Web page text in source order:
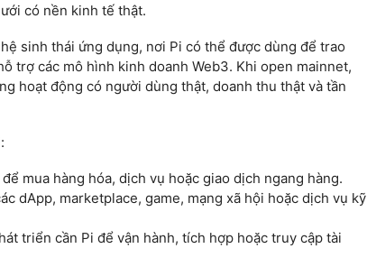
có nền kinh tế thật.
sinh thái ứng dụng, nơi Pi có thể được dùng để trao
trợ các mô hình kinh doanh Web3. Khi open mainnet,
hoạt động có người dùng thật, doanh thu thật và tần
mua hàng hóa, dịch vụ hoặc giao dịch ngang hàng.
dApp, marketplace, game, mạng xã hội hoặc dịch vụ kỹ
triển cần Pi để vận hành, tích hợp hoặc truy cập tài